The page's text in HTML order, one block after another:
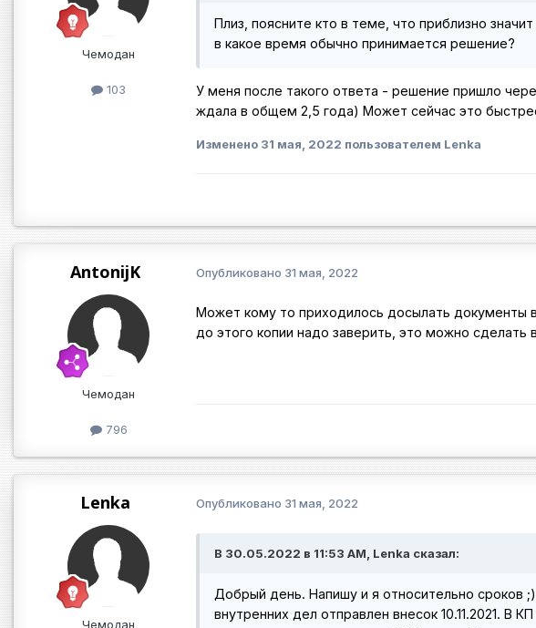
Чемодан
103
Плиз, поясните кто в теме, что приблизно
в какое время обычно принимается решение?
У меня после такого ответа - решение пришло
ждала в общем 2,5 года) Может сейчас это
Изменено 31 мая, 2022 пользователем Lenka
AntonijK
Чемодан
796
Опубликовано 31 мая, 2022
Может кому то приходилось досылать документы
до этого копии надо заверить, это можно сделать
Lenka
Чемодан
Опубликовано 31 мая, 2022
В 30.05.2022 в 11:53 AM, Lenka сказал:
Добрый день. Напишу и я относительно сроков
внутренних дел отправлен внесок 10.11.2021. В КП